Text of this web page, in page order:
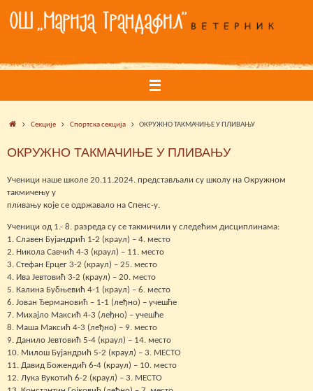
content
HomeСекције Спортска секција ОКРУЖНО ТАКМАЧИЊЕ У ПЛИВАЊУ
ОКРУЖНО ТАКМАЧИЊЕ У ПЛИВАЊУ
Ученици наше школе 20.11.2024. представљали су школу на Окружном
такмичењу у
пливању које се одржавало на Спенс-у.
Ученици од 1.- 8. разреда су се такмичили у следећим дисциплинама:
1. Славен Бујандрић 1-2 (краул) – 4. место
2. Никола Савчић 4-3 (краул) – 11. место
3. Стефан Ерцег 3-2 (краул) – 25. место
4. Ива Јевтовић 3-2 (краул) – 20. место
5. Калина Бубњевић 4-1 (краул) – 6. место
6. Јован Ђермановић – 1-1 (леђно) – учешће
7. Михајло Максић 4-3 (леђно) – учешће
8. Маша Максић 4-3 (леђно) – 9. место
9. Данило Јевтовић 5-4 (краул) – 14. место
10. Милош Бујандрић 5-2 (краул) – 3. МЕСТО
11. Давид Божендић 6-4 (краул) – 10. место
12. Лука Вукотић 6-2 (краул) – 3. МЕСТО